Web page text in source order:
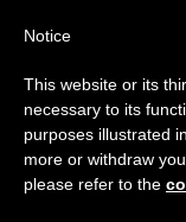
Aviso
Del 27 de
anual,
se generan
Notice
This website or its
necessary to its
purposes illustrated
more or withdraw
please refer to the